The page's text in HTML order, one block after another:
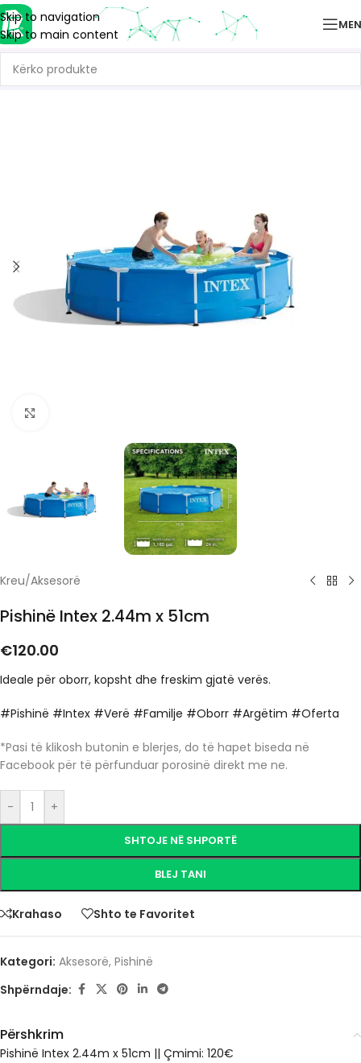
Skip to navigation
Skip to main content
Kreu/Aksesorë
Pishinë Intex 2.44m x 51cm
€120.00
Ideale për oborr, kopsht dhe freskim gjatë verës.
#Pishinë #Intex #Verë #Familje #Oborr #Argëtim #Oferta
*Pasi të klikosh butonin e blerjes, do të hapet biseda në
Facebook për të përfunduar porosinë direkt me ne.
- +
SHTOJE NË SHPORTË
BLEJ TANI
Krahaso Shto te Favoritet
Kategori: Aksesorë, Pishinë
Shpërndaje:
Përshkrim
Pishinë Intex 2.44m x 51cm || Çmimi: 120€